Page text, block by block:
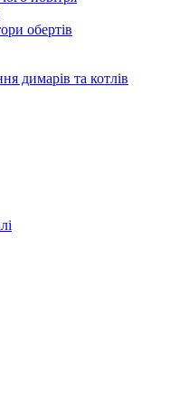
обертів
димарів та котлів